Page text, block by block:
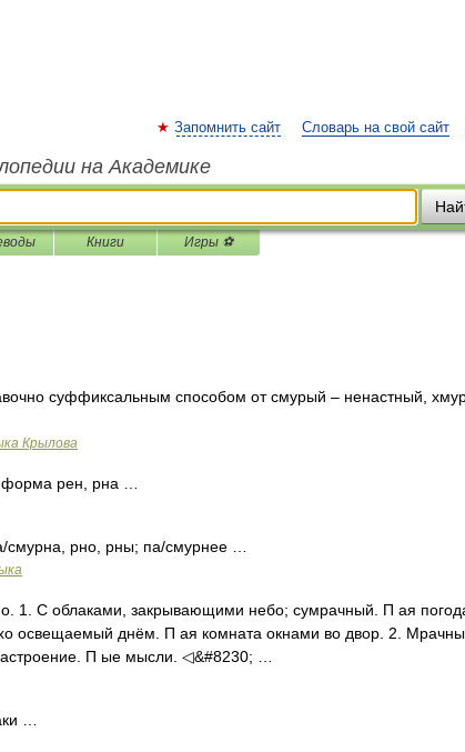
Запомнить сайт Словарь на свой сайт
на Академике
Книги Игры ⚽
суффиксальным способом от смурый – ненастный,
Крылова
рен, рна …
рно, рны; па/смурнее …
1. С облаками, закрывающими небо; сумрачный. П ая
освещаемый днём. П ая комната окнами во двор. 2.
П ые мысли. ◁&#8230; …
…